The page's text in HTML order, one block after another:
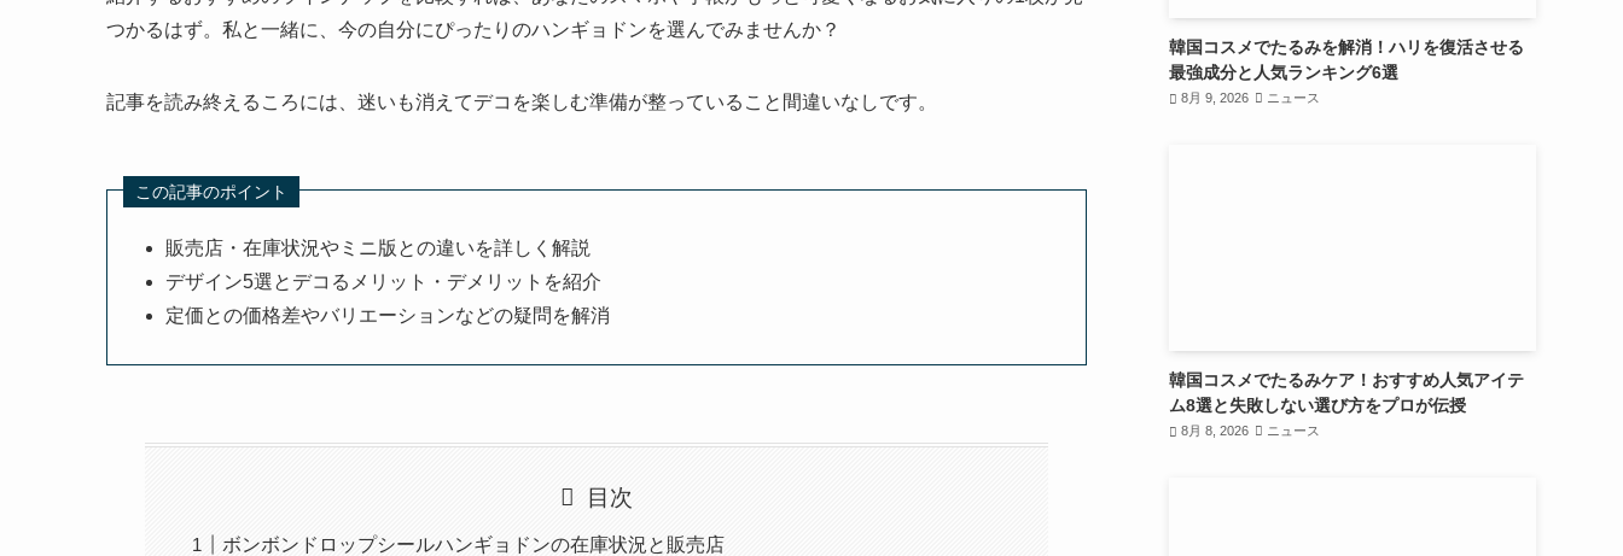
つかるはず。私と一緒に、今の自分にぴったりのハンギョドンを選んでみませんか？
記事を読み終えるころには、迷いも消えてデコを楽しむ準備が整っていること間違いなしです。
この記事のポイント
販売店・在庫状況やミニ版との違いを詳しく解説
デザイン5選とデコるメリット・デメリットを紹介
定価との価格差やバリエーションなどの疑問を解消
目次
ボンボンドロップシールハンギョドンの在庫状況と販売店
韓国コスメでたるみを解消！ハリを復活させる
最強成分と人気ランキング6選
8月 9, 2026 ニュース
韓国コスメでたるみケア！おすすめ人気アイテ
ム8選と失敗しない選び方をプロが伝授
8月 8, 2026 ニュース